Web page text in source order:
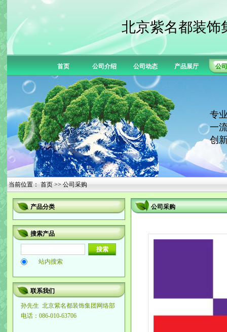
北京紫名都装饰
首页 公司介绍 公司动态 产品展厅 公
专
一
创
当前位置： 首页 >> 公司采购
产品分类
搜索产品
站内搜索
联系我们
孙先生 北京紫名都装饰集团网络部
电话：086-010-63706
公司采购